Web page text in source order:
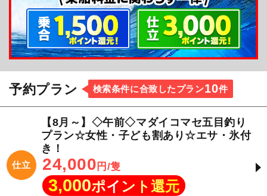
予約プラン 検索条件に合致したプラン10件
仕立
【8月～】◇午前◇マダイコマセ五目釣り
プラン☆女性・子ども割あり☆エサ・氷付
き！
24,000 円/隻
3,000ポイント還元